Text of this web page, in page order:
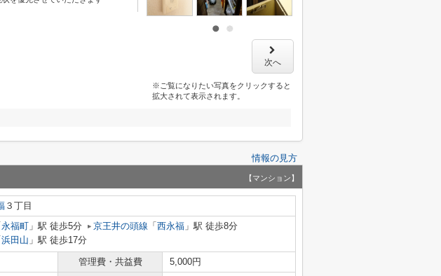
次へ
※ご覧になりたい写真をクリックすると
拡大されて表示されます。
情報の見方
【マンション】
３丁目
永福町 」駅 徒歩5分 京王井の頭線 「 西永福 」駅 徒歩8分
浜田山 」駅 徒歩17分
管理費・共益費
5,000円